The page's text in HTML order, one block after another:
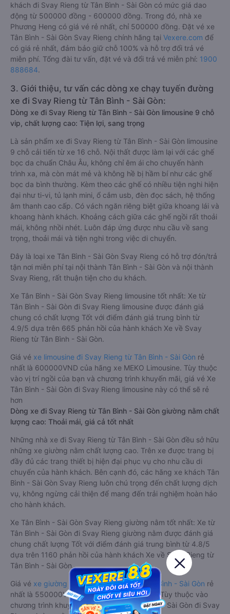
khách đi Svay Rieng từ Tân Bình - Sài Gòn có mức giá dao
động từ 500000 đồng - 600000 đồng. Trong đó, nhà xe
Phương Heng có giá vé rẻ nhất, chỉ 500000 đồng. Đặt vé xe
Tân Bình - Sài Gòn Svay Rieng chính hãng tại Vexere.com để
có giá rẻ nhất, đảm bảo giữ chỗ 100% và hỗ trợ đổi trả vé
miễn phí. Tổng đài tư vấn, đặt vé và đổi trả vé miễn phí: 1900
888684.
3. Giới thiệu, tư vấn các dòng xe chạy tuyến đường
xe đi Svay Rieng từ Tân Bình - Sài Gòn:
Dòng xe đi Svay Rieng từ Tân Bình - Sài Gòn limousine 9 chỗ
vip, chất lượng cao: Tiện lợi, sang trọng
Là sản phẩm xe đi Svay Rieng từ Tân Bình - Sài Gòn limousine
9 chỗ cải tiến từ xe 16 chỗ. Nội thất được làm lại với các ghế
bọc da chuẩn Châu Âu, không chỉ êm ái cho chuyến hành
trình xa, mà còn mát mẻ và không hề bị hầm bí như các ghế
bọc da bình thường. Kèm theo các ghế có nhiều tiện nghi hiện
đại như ti-vi, tủ lạnh mini, ổ cắm usb, đèn đọc sách, hệ thống
âm thanh cao cấp. Có vách ngăn riêng biệt giữa khoang lái và
khoang hành khách. Khoảng cách giữa các ghế ngồi rất thoải
mái, không nhồi nhét. Luôn đáp ứng được nhu cầu về sang
trọng, thoải mái và tiện nghi trong việc di chuyển.
Đây là loại xe Tân Bình - Sài Gòn Svay Rieng có hỗ trợ đón/trả
tận nơi miễn phí tại nội thành Tân Bình - Sài Gòn và nội thành
Svay Rieng, rất thuận tiện cho du khách.
Xe Tân Bình - Sài Gòn Svay Rieng limousine tốt nhất: Xe từ
Tân Bình - Sài Gòn đi Svay Rieng limousine được đánh giá
chung có chất lượng Tốt với điểm đánh giá trung bình từ
4.9/5 dựa trên 665 phản hồi của hành khách Xe về Svay
Rieng từ Tân Bình - Sài Gòn.
Giá vé xe limousine đi Svay Rieng từ Tân Bình - Sài Gòn rẻ
nhất là 600000VND của hãng xe MEKO Limousine. Tùy thuộc
vào vị trí ngồi của bạn và chương trình khuyến mãi, giá vé Xe
Tân Bình - Sài Gòn đi Svay Rieng limousine này có thể sẽ rẻ
hơn
Dòng xe đi Svay Rieng từ Tân Bình - Sài Gòn giường nằm chất
lượng cao: Thoải mái, giá cả tốt nhất
Những nhà xe đi Svay Rieng từ Tân Bình - Sài Gòn đều sở hữu
những xe giường nằm chất lượng cao. Trên xe được trang bị
đầy đủ các trang thiết bị hiện đại phục vụ cho nhu cầu di
chuyển của hành khách. Bên cạnh đó, các hãng xe khách Tân
Bình - Sài Gòn Svay Rieng luôn chú trọng đến chất lượng dịch
vụ, không ngừng cải thiện để mang đến trải nghiệm hoàn hảo
cho hành khách.
Xe Tân Bình - Sài Gòn Svay Rieng giường nằm tốt nhất: Xe từ
Tân Bình - Sài Gòn đi Svay Rieng giường nằm được đánh giá
chung chất lượng Tốt với điểm đánh giá trung bình từ 4.8/5
dựa trên 1160 phản hồi của hành khách Xe về Svay Rieng từ
Tân Bình - Sài Gòn.
Giá vé xe giường nằm đi Svay Rieng từ Tân Bình - Sài Gòn rẻ
nhất là 550000VND của hãng xe Khải Nam. Tùy thuộc vào
chương trình khuyến mãi, giá vé Xe Tân Bình - Sài Gòn đi Svay